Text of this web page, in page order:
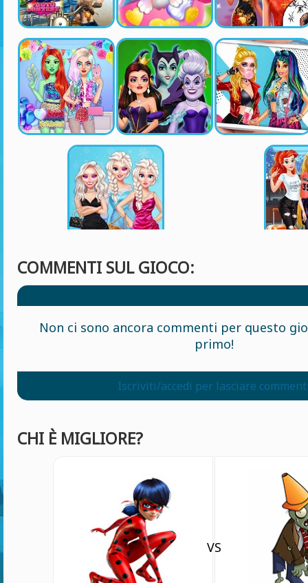
COMMENTI SUL GIOCO:
Non ci sono ancora commenti per questo
primo!
Iscriviti/accedi per lasciare
CHI È MIGLIORE?
VS